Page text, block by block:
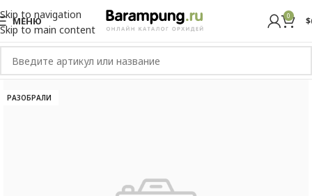
Skip to navigation
Skip to main content
МЕНЮ 0 $
РАЗОБРАЛИ